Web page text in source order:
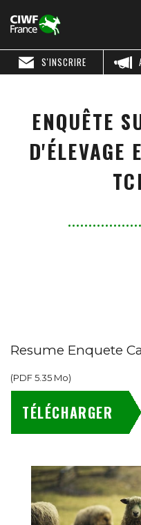
S'INSCRIRE
ENQUÊTE
D'ÉLEVAGE
Resume Enquete
(PDF5.35 Mo)
TÉLÉCHARGER